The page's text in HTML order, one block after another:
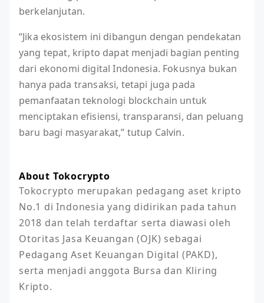
berkelanjutan.
“Jika ekosistem ini dibangun dengan pendekatan
yang tepat, kripto dapat menjadi bagian penting
dari ekonomi digital Indonesia. Fokusnya bukan
hanya pada transaksi, tetapi juga pada
pemanfaatan teknologi blockchain untuk
menciptakan efisiensi, transparansi, dan peluang
baru bagi masyarakat,” tutup Calvin.
About Tokocrypto
Tokocrypto merupakan pedagang aset kripto
No.1 di Indonesia yang didirikan pada tahun
2018 dan telah terdaftar serta diawasi oleh
Otoritas Jasa Keuangan (OJK) sebagai
Pedagang Aset Keuangan Digital (PAKD),
serta menjadi anggota Bursa dan Kliring
Kripto.